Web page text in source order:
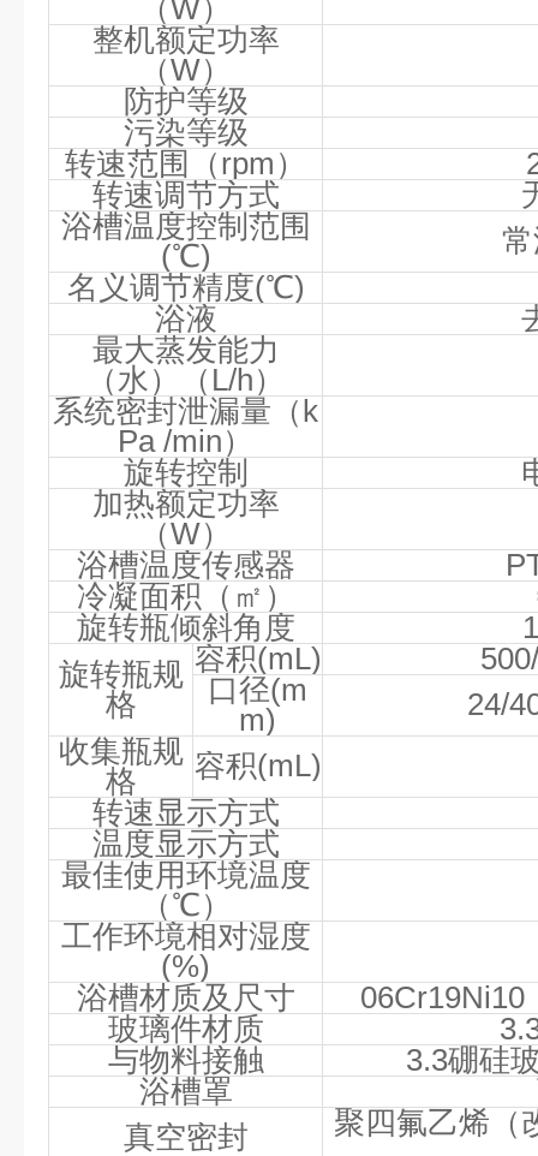
（W）
整机额定功率
（W）
防护等级
污染等级
转速范围（rpm ）
转速调节方式
浴槽温度控制范围
(℃)
名义调节精度(℃)
浴液
最大蒸发能力
（水）（ L/h）
系统密封泄漏量（k
Pa /min）
旋转控制
加热额定功率
（W）
浴槽温度传感器
冷凝面积（㎡）
旋转瓶倾斜角度
旋转瓶规
格
容积(mL)
口径(m
m)
24/
收集瓶规
格
容积(mL)
转速显示方式
温度显示方式
最佳使用环境温度
（℃）
工作环境相对湿度
(%)
浴槽材质及尺寸
06Cr19Ni10
玻璃件材质
与物料接触
3.3硼硅
浴槽罩
真空密封
聚四氟乙烯（